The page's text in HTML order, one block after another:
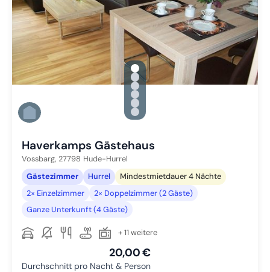
gallery.slide_selector
Zu Slide 1 wechseln
Zu Slide 2 wechseln
Zu Slide 3 wechseln
Zu Slide 4 wechseln
Zu Slide 5 wechseln
Zu Slide 6 wechseln
Haverkamps Gästehaus
Vossbarg, 27798 Hude-Hurrel
Gästezimmer
Hurrel
Mindestmietdauer 4 Nächte
2× Einzelzimmer
2× Doppelzimmer (2 Gäste)
Ganze Unterkunft (4 Gäste)
+ 11 weitere
20,00 €
Durchschnitt pro Nacht & Person